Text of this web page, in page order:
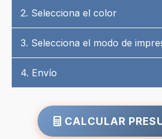
2. Selecciona el color
3. Selecciona el modo de
4. Envío
CALCULAR